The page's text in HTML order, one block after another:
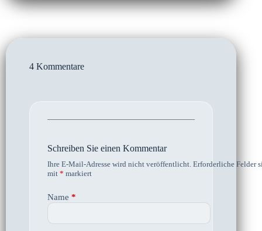
4 Kommentare
Schreiben Sie einen Kommentar
Ihre E-Mail-Adresse wird nicht veröffentlicht. Erforderliche Felder
mit * markiert
Name *